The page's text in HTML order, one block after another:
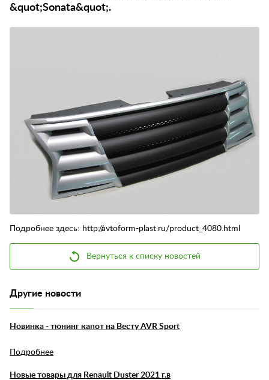
Доставка
Отзывы
&quot;Sonata&quot;.
Подробнее здесь: http://avtoform-plast.ru/product_4080.html
Вернуться к списку новостей
Другие новости
Новинка - тюнинг капот на Весту AVR Sport
Подробнее
Новые товары для Renault Duster 2021 г.в